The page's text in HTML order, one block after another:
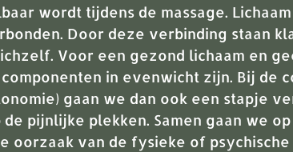
wordt tijdens de massage.
Door deze verbinding staan
Voor een gezond lichaam en
in evenwicht zijn. Bij de
gaan we dan ook een stapje
pijnlijke plekken. Samen gaan we
oorzaak van de fysieke of